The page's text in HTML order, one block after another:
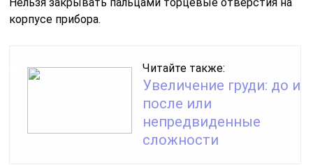
Нельзя закрывать пальцами торцевые отверстия на
корпусе прибора.
Читайте также:
Увеличение груди: до и
после или
непредвиденные
сложности